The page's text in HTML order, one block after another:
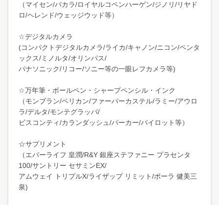
（マイセン/バカラ/ロイヤルコペンハーゲン/ジノリ/リヤド
ロ/ヘレンド/ウェッジウッド等）
☆デジタルカメラ
(コンパクトデジタルカメラ/ライカ/キャノン/ニコン/ペンタ
ックス/ミノルタ/オリンパス/
パナソニック/リコー/ソニー等の一眼レフカメラ等)
☆万年筆・ボールペン・シャープペンシル・インク
（モンブラン/ペリカン/ファーバーカステル/ラミー/アウロ
ラ/デルタ/モンテグラッパ/
ビスコンティ/カランダッシュ/パーカー/パイロット等）
☆サプリメント
（エバーライフ 皇潤/R&Y 銀座ステファニー プラセンタ
100/サントリー セサミンEX/
アムウェイ トリプルX/ライザップ リミット/ポーラ 健美三
泉)